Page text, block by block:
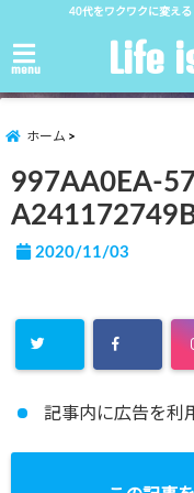
40代をワクワクに変え
menu Life
ホーム
997AA0EA-
2020/11/03
記事内に広告を利